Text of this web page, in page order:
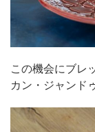
この機会にブレ
カン・ジャンド